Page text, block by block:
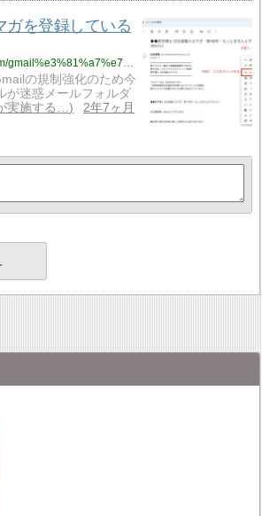
ガを登録している
https://tamashiitherapy.com/gmail%e3%81%a7%e7%a7%81%e3%81%ae%e3%83%a1%e3%83%ab%e3%83%9e%e3%82%ac%e3%82%92%e7%99%bb%e9%8c%b2%e3%81%97%e3%81%a6%e3%81%84%e3%82%8b%e4%ba%ba%e3%81%b8-5104
の規制強化のため今
が迷惑メールフォルダ
実施する…
2年7ヶ月